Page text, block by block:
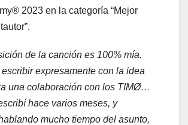
2023 en la categoría “Mejor
de la canción es 100% mía.
expresamente con la idea
una colaboración con los TIMØ…
hace varios meses, y
mucho tiempo del asunto,